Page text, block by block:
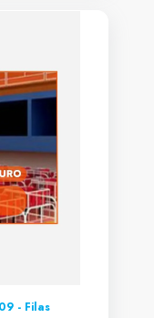
- Filas